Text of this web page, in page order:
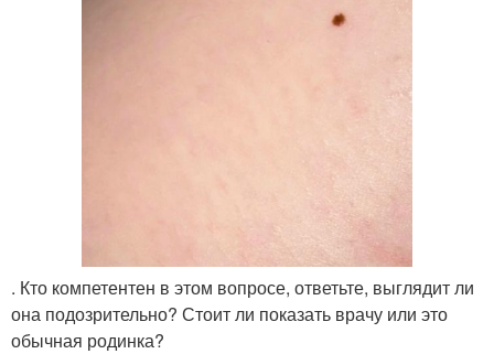
. Кто компетентен в этом вопросе, ответьте, выглядит ли
она подозрительно? Стоит ли показать врачу или это
обычная родинка?